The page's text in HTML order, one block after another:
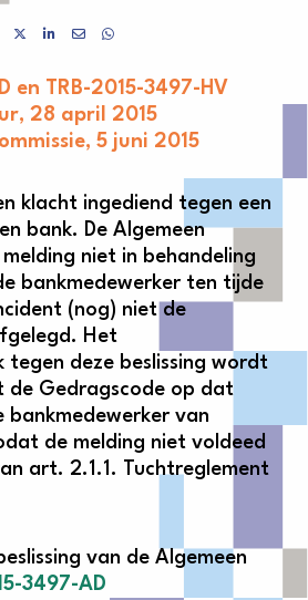
via Facebook
Delen via X
Delen via LinkedIn
Delen via Mail
Delen via WhatsApp
en TRB-2015-3497-HV
28 april 2015
5 juni 2015
klacht ingediend tegen een
bank. De Algemeen
niet in behandeling
bankmedewerker ten tijde
(nog) niet de
Het
tegen deze beslissing wordt
de Gedragscode op dat
bankmedewerker van
de melding niet voldeed
art. 2.1.1. Tuchtreglement
van de Algemeen
3497-AD